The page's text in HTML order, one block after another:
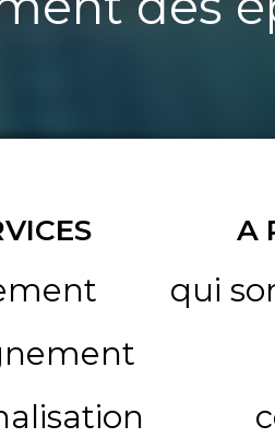
A
qui